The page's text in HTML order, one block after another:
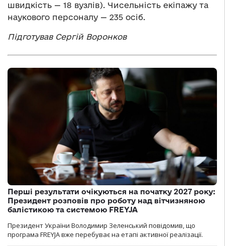
швидкість — 18 вузлів). Чисельність екіпажу та
наукового персоналу — 235 осіб.
Підготував Сергій Воронков
Перші результати очікуються на початку 2027 року:
Президент розповів про роботу над вітчизняною
балістикою та системою FREYJA
Президент України Володимир Зеленський повідомив, що
програма FREYJA вже перебуває на етапі активної реалізації.